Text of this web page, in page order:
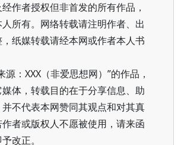
作者授权但非首发的所有作品，
所有。网络转载请注明作者、出
纸媒转载请经本网或作者本人书
源：XXX（非爱思想网）”的作品，
体，转载目的在于分享信息、助
不代表本网赞同其观点和对其真
者或版权人不愿被使用，请来函
改正。